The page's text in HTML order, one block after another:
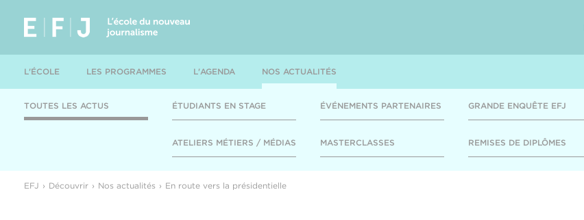
L'ÉCOLE LES PROGRAMMES L'AGENDA NOS ACTUALITÉS
TOUTES LES ACTUS ÉTUDIANTS EN STAGE
ATELIERS MÉTIERS / MÉDIAS
ÉVÉNEMENTS PARTENAIRES
MASTERCLASSES
GRANDE ENQUÊTE EFJ
REMISES DE DIPLÔMES
EFJ Découvrir Nos actualités En route vers la présidentielle